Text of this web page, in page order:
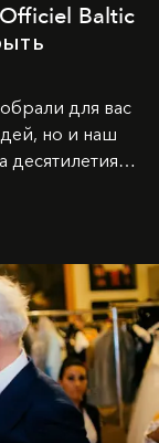
Baltic
для вас
но и наш
десятилетия.
с нами все
ваша